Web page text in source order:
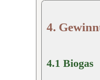
4.
4.1 Biogas